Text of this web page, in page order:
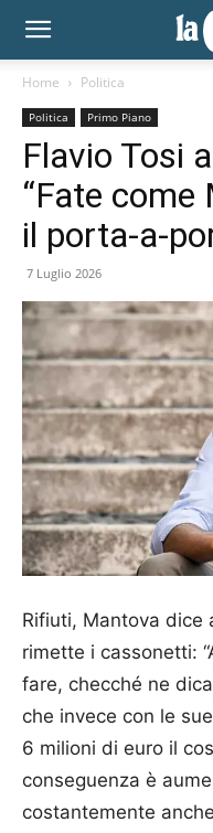
Home Politica
Politica Primo Piano
Flavio Tosi
“Fate
il porta-a-
7 Luglio 2026
Rifiuti, Mantova dice
rimette i cassonetti:
fare, checché ne
che invece con le
6 milioni di euro il
conseguenza è
costantemente